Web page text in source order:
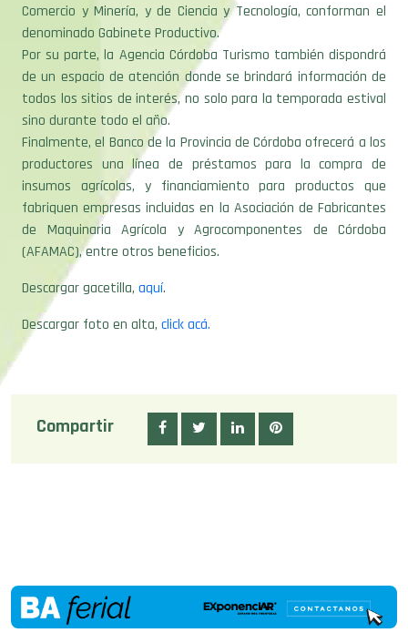
Comercio y Minería, y de Ciencia y Tecnología, conforman el
denominado Gabinete Productivo.
Por su parte, la Agencia Córdoba Turismo también dispondrá
de un espacio de atención donde se brindará información de
todos los sitios de interés, no solo para la temporada estival
sino durante todo el año.
Finalmente, el Banco de la Provincia de Córdoba ofrecerá a los
productores una línea de préstamos para la compra de
insumos agrícolas, y financiamiento para productos que
fabriquen empresas incluidas en la Asociación de Fabricantes
de Maquinaria Agrícola y Agrocomponentes de Córdoba
(AFAMAC), entre otros beneficios.
Descargar gacetilla, aquí.
Descargar foto en alta, click acá.
Compartir